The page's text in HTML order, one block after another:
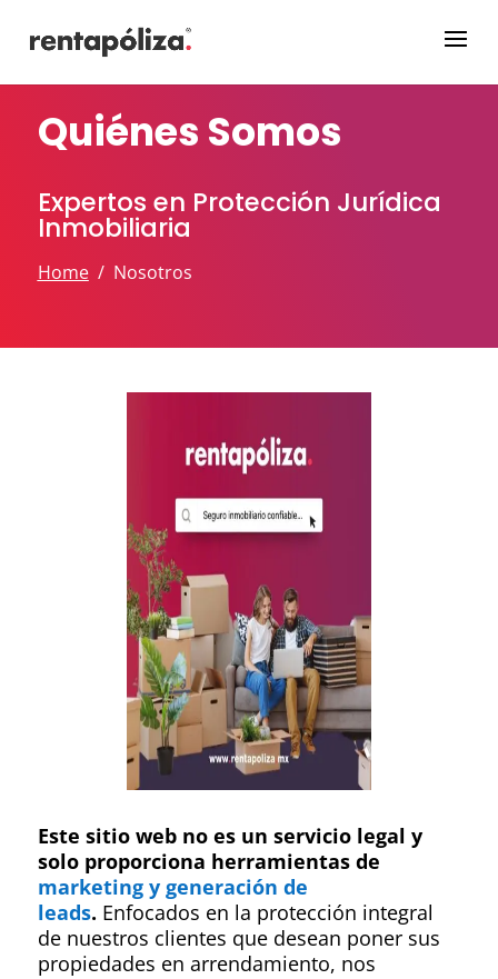
Quiénes Somos
Expertos en Protección Jurídica
Inmobiliaria
Home/ Nosotros
⁠Este sitio web no es un servicio legal y
solo proporciona herramientas de
marketing y generación de
leads. Enfocados en la protección integral
de nuestros clientes que desean poner sus
propiedades en arrendamiento, nos